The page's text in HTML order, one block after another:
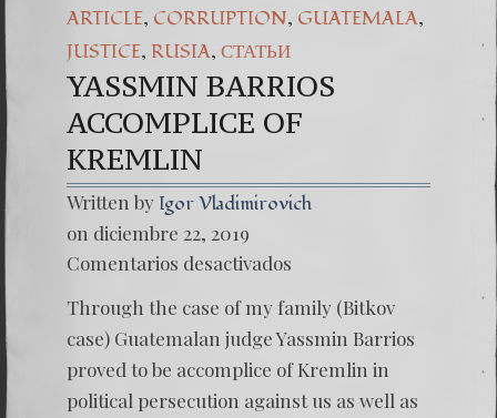
ARTICLE, CORRUPTION, GUATEMALA,
JUSTICE, RUSIA, СТАТЬИ
YASSMIN BARRIOS
ACCOMPLICE OF
KREMLIN
Written by Igor Vladimirovich
on diciembre 22, 2019
Comentarios desactivados
Through the case of my family (Bitkov
case) Guatemalan judge Yassmin Barrios
proved to be accomplice of Kremlin in
political persecution against us as well as